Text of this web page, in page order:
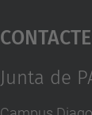
Contacte
Junta de